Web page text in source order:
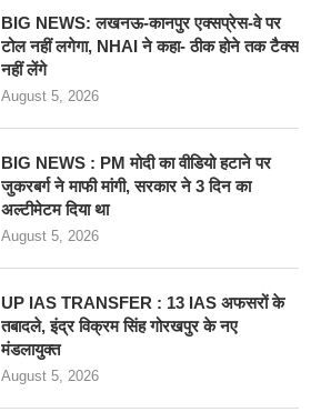
BIG NEWS: लखनऊ-कानपुर एक्सप्रेस-वे पर
टोल नहीं लगेगा, NHAI ने कहा- ठीक होने तक टैक्स
नहीं लेंगे
August 5, 2026
BIG NEWS : PM मोदी का वीडियो हटाने पर
जुकरबर्ग ने माफी मांगी, सरकार ने 3 दिन का
अल्टीमेटम दिया था
August 5, 2026
UP IAS TRANSFER : 13 IAS अफसरों के
तबादले, इंद्र विक्रम सिंह गोरखपुर के नए
मंडलायुक्त
August 5, 2026